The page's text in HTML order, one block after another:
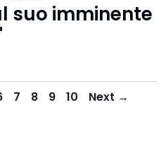
suo imminente
7 8 9 10 Next →